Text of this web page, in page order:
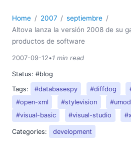
2019
2018
2017
2016
2015
2014
2013
2012
2011
2010
Home 2007
septiembre
Altova lanza la versión 2008 de su
productos de software
2007-09-12•1 min read
Status: #blog
Tags:
#databasespy #diffdog
#open-xml
#stylevision
#visual-basic
#visual-studio
Categories: development